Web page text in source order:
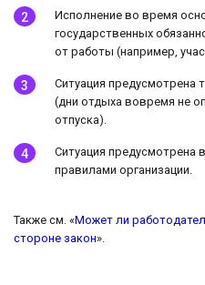
Исполнение во время
государственных
от работы (например,
Ситуация предусмотрена
(дни отдыха вовремя не
отпуска).
Ситуация предусмотрена
правилами организации.
Также см. «Может ли
стороне закон».